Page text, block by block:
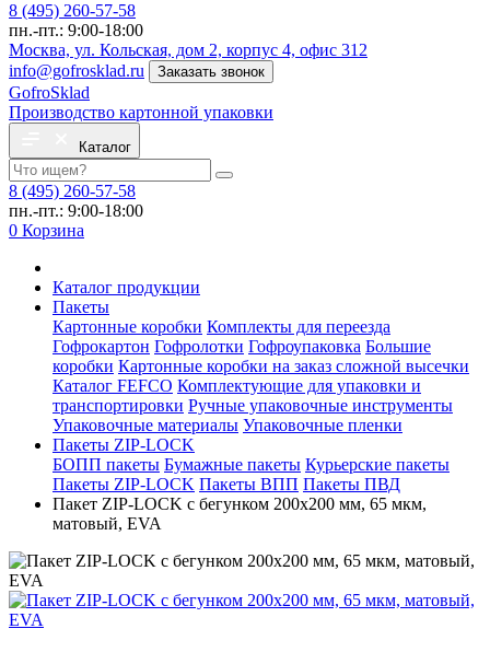
8 (495) 260-57-58
пн.-пт.: 9:00-18:00
Москва, ул. Кольская, дом 2, корпус 4, офис 312
info@gofrosklad.ru
Заказать звонок
GofroSklad
Производство картонной упаковки
Каталог
8 (495) 260-57-58
пн.-пт.: 9:00-18:00
0 Корзина
Каталог продукции
Пакеты
Картонные коробки Комплекты для переезда
Гофрокартон Гофролотки Гофроупаковка Большие
коробки Картонные коробки на заказ сложной высечки
Каталог FEFCO Комплектующие для упаковки и
транспортировки Ручные упаковочные инструменты
Упаковочные материалы Упаковочные пленки
Пакеты ZIP-LOCK
БОПП пакеты Бумажные пакеты Курьерские пакеты
Пакеты ZIP-LOCK Пакеты ВПП Пакеты ПВД
Пакет ZIP-LOCK с бегунком 200х200 мм, 65 мкм,
матовый, EVA